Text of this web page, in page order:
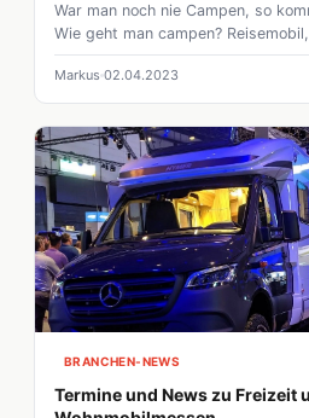
War man noch nie Campen, so
Wie geht man campen?
Wohin geht die Reise überhaupt?
natürlich: Was muss man
Campingurlaub reibungslos
wichtigste zusammengefasst.
Markus 02.04.2023
BRANCHEN-NEWS
Termine und News zu Freizeit